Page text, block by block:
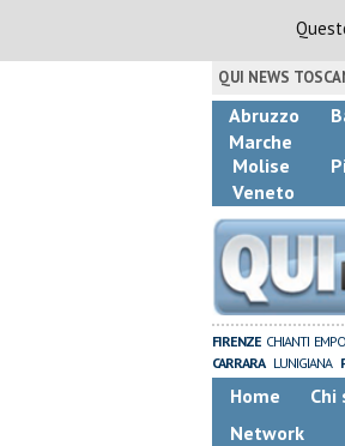
QUI NEWS
Abruzzo
Marche
Molise
Veneto
FIRENZE CHIANTI
CARRARA LUNIGIANA
Home Chi
Network